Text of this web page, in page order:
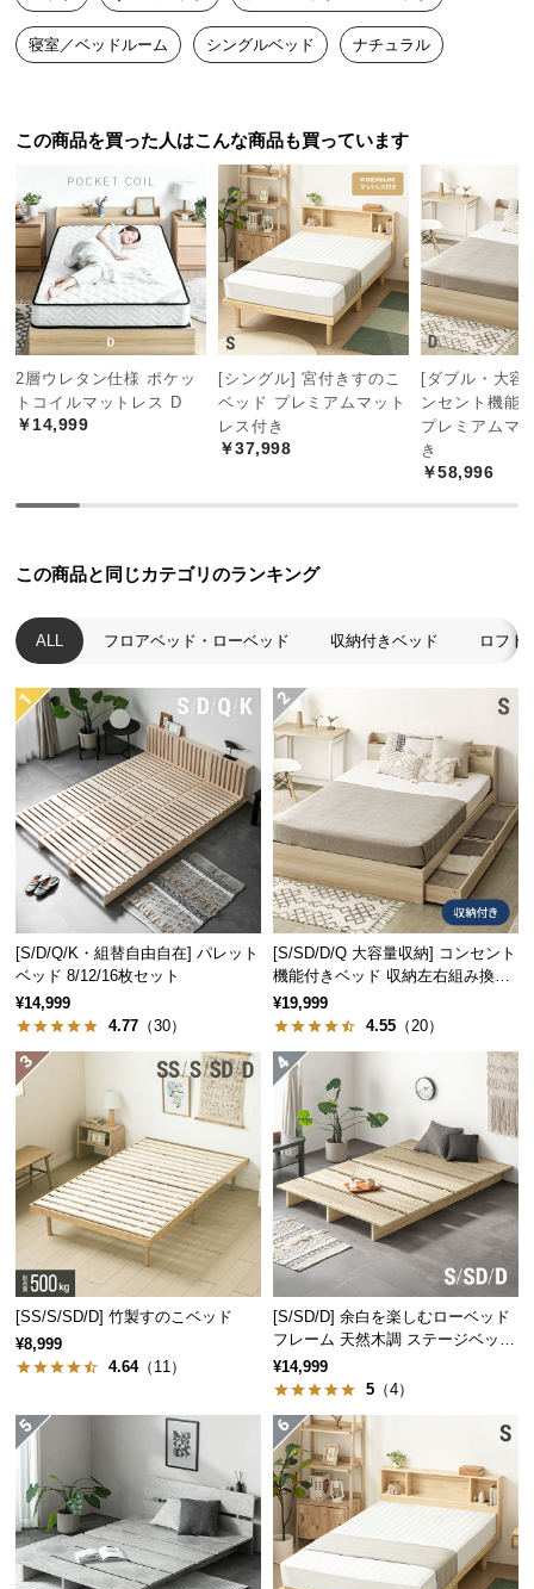
つ
い
開
置
サ
ー
ビ
ス
に
つ
い
て
路
つ
て
返
品・
キ
ャ
ン
セ
に
つ
い
て
つ
い
て
会
員
規
約
に
お
客
桐の優れたポイント
1 軽量性
空気中の水分を吸収・
3 抗菌作用
カビや菌が繁殖しにく
く、衛生的な環境を作
り出します。
4
く含むことで防虫効果
自然の力でやさしく調湿
優れた調湿効果を持つ桐は、湿度に応じて空気中の
水分を吸収・放出し、快適な睡眠環境を作ります。
高湿度 低湿度
空気中に水分を放出
抗菌・防虫効果で清潔感キープ
桐は優れた抗菌作用や防虫作用を持つため、カビや
ダニの発生を抑制し、清潔にお使いいただけます。
寝室／ベッドルーム シングルベッド ナチュラル
この商品を買った人はこんな商品も買っています
2層ウレタン仕様 ポケッ
トコイルマットレス D
￥14,999
[シングル] 宮付きすのこ
ベッド プレミアムマット
レス付き
￥37,998
[ダブル・大容
ンセント機能
プレミアムマ
き
￥58,996
この商品と同じカテゴリのランキング
ALL フロアベッド・ローベッド 収納付きベッド ロフト
[S/D/Q/K・組替自由自在] パレット
ベッド 8/12/16枚セット
¥14,999
4.77 （30）
[S/SD/D/Q 大容量収納] コンセント
機能付きベッド 収納左右組み換え
可能
¥19,999
4.55 （20）
[SS/S/SD/D] 竹製すのこベッド
¥8,999
4.64（11）
[S/SD/D] 余白を楽しむローベッド
フレーム 天然木調 ステージベッド
ロボット掃除機対応
¥14,999
5 （4）